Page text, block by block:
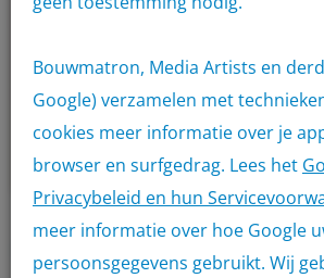
App
Productomschrijving
Bouwmatron, Media Artists en
Google) verzamelen met
cookies meer informatie over je
browser en surfgedrag. Lees het
Privacybeleid en hun
meer informatie over hoe Google
persoonsgegevens gebruikt. Wij